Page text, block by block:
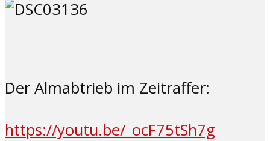
Der Almabtrieb im Zeitraffer:
https://youtu.be/_ocF75tSh7g